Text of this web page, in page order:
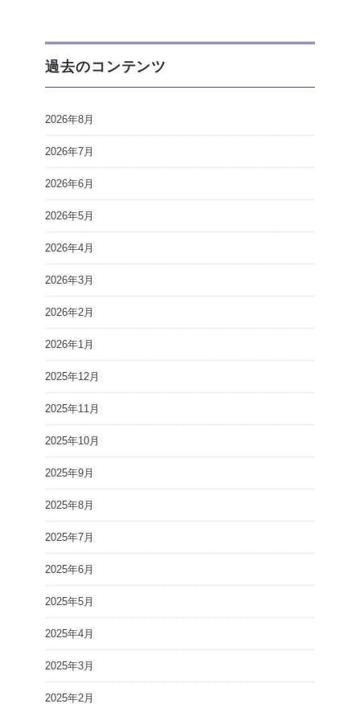
過去のコンテンツ
2026年8月
2026年7月
2026年6月
2026年5月
2026年4月
2026年3月
2026年2月
2026年1月
2025年12月
2025年11月
2025年10月
2025年9月
2025年8月
2025年7月
2025年6月
2025年5月
2025年4月
2025年3月
2025年2月